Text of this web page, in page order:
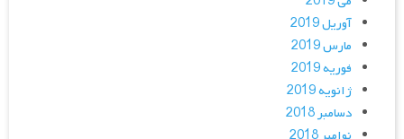
آوریل 2019
مارس 2019
فوریه 2019
ژانویه 2019
دسامبر 2018